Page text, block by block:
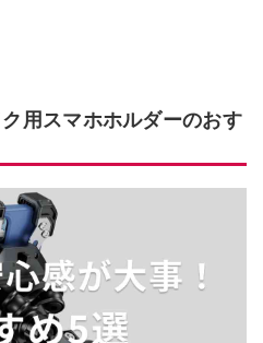
用スマホホルダーのおす